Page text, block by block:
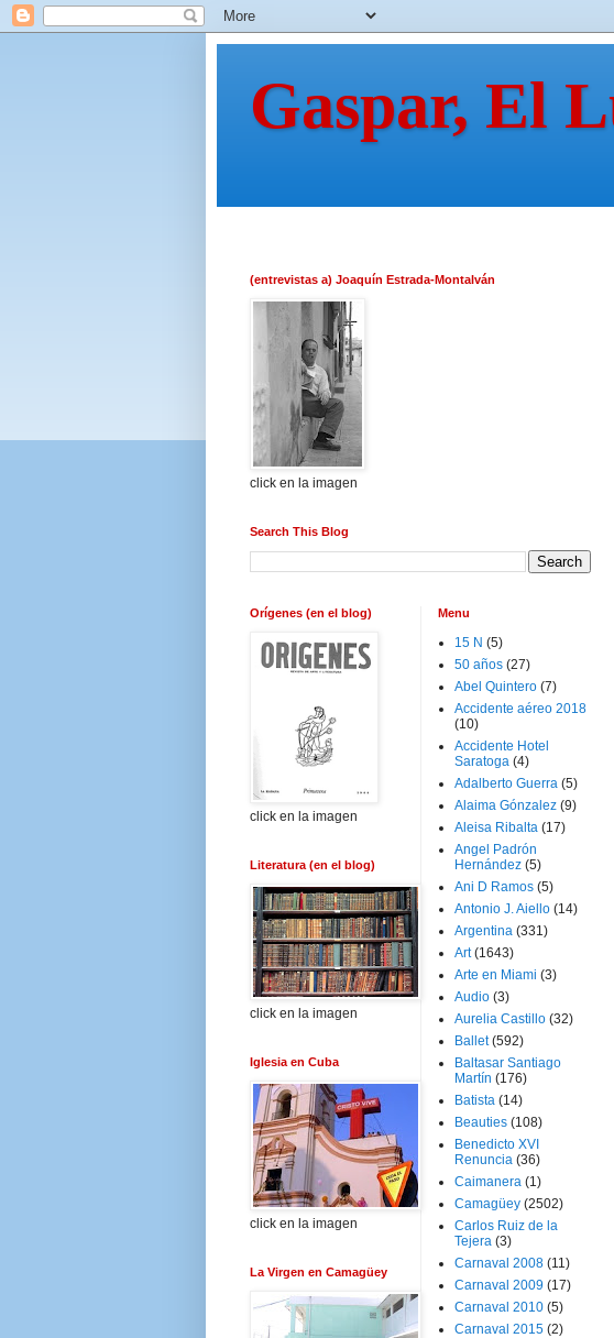
Gaspar, El
(entrevistas a) Joaquín Estrada-Montalván
click en la imagen
Search This Blog
Orígenes (en el blog)
click en la imagen
Literatura (en el blog)
click en la imagen
Iglesia en Cuba
click en la imagen
La Virgen en Camagüey
Menu
15 N (5)
50 años (27)
Abel Quintero (7)
Accidente aéreo 2018
(10)
Accidente Hotel
Saratoga (4)
Adalberto Guerra (5)
Alaima Gónzalez (9)
Aleisa Ribalta (17)
Angel Padrón
Hernández (5)
Ani D Ramos (5)
Antonio J. Aiello (14)
Argentina (331)
Art (1643)
Arte en Miami (3)
Audio (3)
Aurelia Castillo (32)
Ballet (592)
Baltasar Santiago
Martín (176)
Batista (14)
Beauties (108)
Benedicto XVI
Renuncia (36)
Caimanera (1)
Camagüey (2502)
Carlos Ruiz de la
Tejera (3)
Carnaval 2008 (11)
Carnaval 2009 (17)
Carnaval 2010 (5)
Carnaval 2015 (2)